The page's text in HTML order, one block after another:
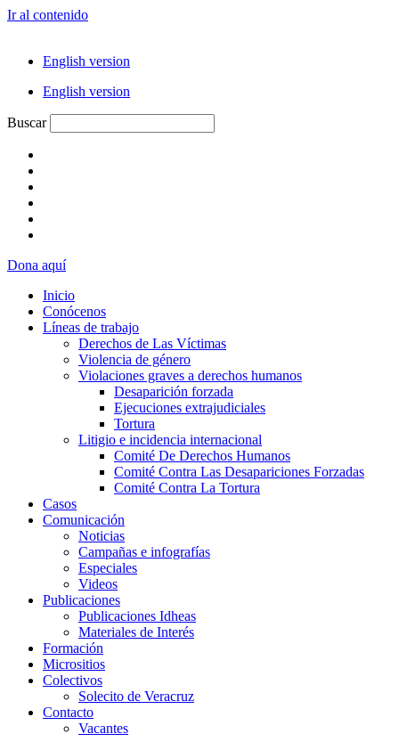
Ir al contenido
English version
English version
Buscar
Dona aquí
Inicio
Conócenos
Líneas de trabajo
Derechos de Las Víctimas
Violencia de género
Violaciones graves a derechos humanos
Desaparición forzada​
Ejecuciones extrajudiciales
Tortura
Litigio e incidencia internacional
Comité De Derechos Humanos​
Comité Contra Las Desapariciones Forzadas
Comité Contra La Tortura​
Casos
Comunicación
Noticias
Campañas e infografías
Especiales
Videos
Publicaciones
Publicaciones Idheas
Materiales de Interés
Formación
Micrositios
Colectivos
Solecito de Veracruz
Contacto
Vacantes